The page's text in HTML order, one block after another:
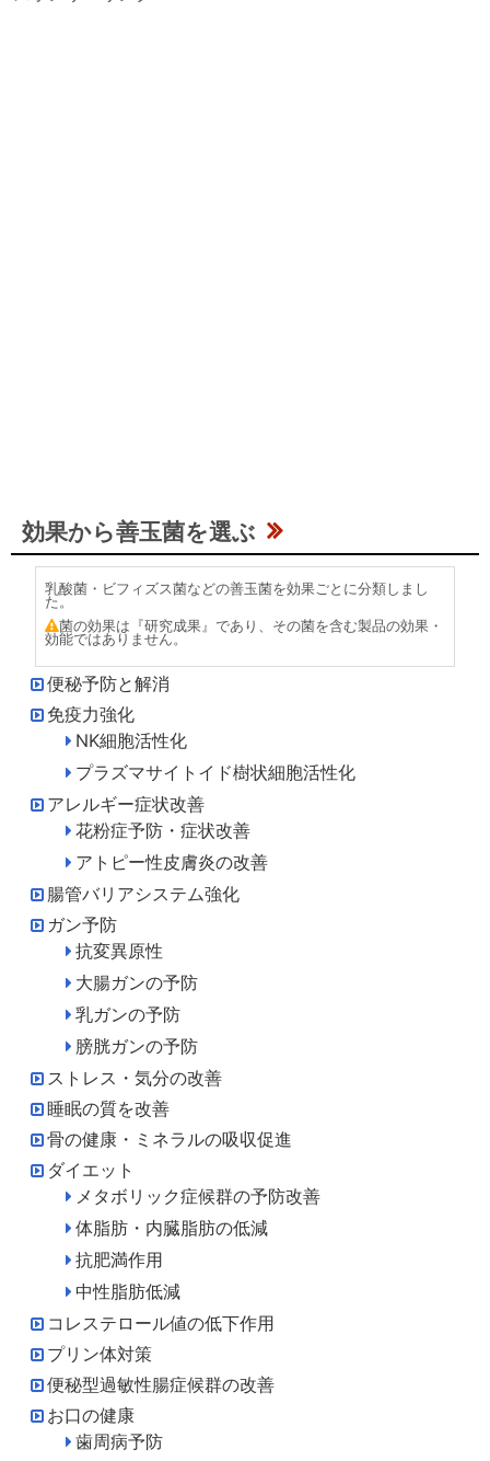
効果から善玉菌を選ぶ
乳酸菌・ビフィズス菌などの善玉菌を効果ごとに分類しまし
た。
菌の効果は『研究成果』であり、その菌を含む製品の効果・
効能ではありません。
便秘予防と解消
免疫力強化
NK細胞活性化
プラズマサイトイド樹状細胞活性化
アレルギー症状改善
花粉症予防・症状改善
アトピー性皮膚炎の改善
腸管バリアシステム強化
ガン予防
抗変異原性
大腸ガンの予防
乳ガンの予防
膀胱ガンの予防
ストレス・気分の改善
睡眠の質を改善
骨の健康・ミネラルの吸収促進
ダイエット
メタボリック症候群の予防改善
体脂肪・内臓脂肪の低減
抗肥満作用
中性脂肪低減
コレステロール値の低下作用
プリン体対策
便秘型過敏性腸症候群の改善
お口の健康
歯周病予防